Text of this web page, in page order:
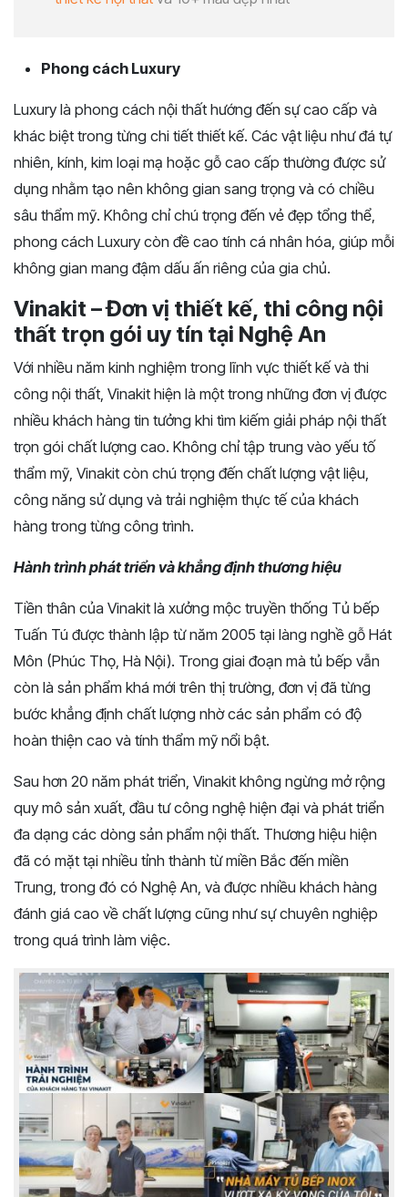
Phong cách Luxury
Luxury là phong cách nội thất hướng đến sự cao cấp và
khác biệt trong từng chi tiết thiết kế. Các vật liệu như đá tự
nhiên, kính, kim loại mạ hoặc gỗ cao cấp thường được sử
dụng nhằm tạo nên không gian sang trọng và có chiều
sâu thẩm mỹ. Không chỉ chú trọng đến vẻ đẹp tổng thể,
phong cách Luxury còn đề cao tính cá nhân hóa, giúp mỗi
không gian mang đậm dấu ấn riêng của gia chủ.
Vinakit – Đơn vị thiết kế, thi công nội
thất trọn gói uy tín tại Nghệ An
Với nhiều năm kinh nghiệm trong lĩnh vực thiết kế và thi
công nội thất, Vinakit hiện là một trong những đơn vị được
nhiều khách hàng tin tưởng khi tìm kiếm giải pháp nội thất
trọn gói chất lượng cao. Không chỉ tập trung vào yếu tố
thẩm mỹ, Vinakit còn chú trọng đến chất lượng vật liệu,
công năng sử dụng và trải nghiệm thực tế của khách
hàng trong từng công trình.
Hành trình phát triển và khẳng định thương hiệu
Tiền thân của Vinakit là xưởng mộc truyền thống Tủ bếp
Tuấn Tú được thành lập từ năm 2005 tại làng nghề gỗ Hát
Môn (Phúc Thọ, Hà Nội). Trong giai đoạn mà tủ bếp vẫn
còn là sản phẩm khá mới trên thị trường, đơn vị đã từng
bước khẳng định chất lượng nhờ các sản phẩm có độ
hoàn thiện cao và tính thẩm mỹ nổi bật.
Sau hơn 20 năm phát triển, Vinakit không ngừng mở rộng
quy mô sản xuất, đầu tư công nghệ hiện đại và phát triển
đa dạng các dòng sản phẩm nội thất. Thương hiệu hiện
đã có mặt tại nhiều tỉnh thành từ miền Bắc đến miền
Trung, trong đó có Nghệ An, và được nhiều khách hàng
đánh giá cao về chất lượng cũng như sự chuyên nghiệp
trong quá trình làm việc.